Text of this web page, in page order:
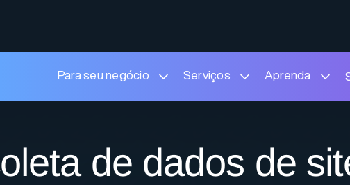
Para seu negócio Serviços Aprenda
de dados de